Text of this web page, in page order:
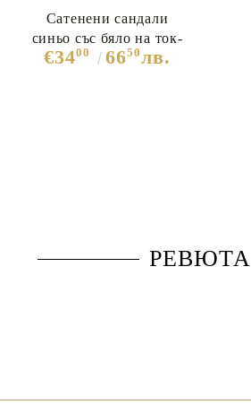
Сатенени сандали
синьо със бяло на ток-
Italy Amalfy 10677
€3400 6650лв.
РЕВЮТА